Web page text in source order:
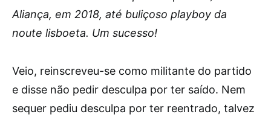
Aliança, em 2018, até buliçoso playboy da
noute lisboeta. Um sucesso!
Veio, reinscreveu-se como militante do partido
e disse não pedir desculpa por ter saído. Nem
sequer pediu desculpa por ter reentrado, talvez